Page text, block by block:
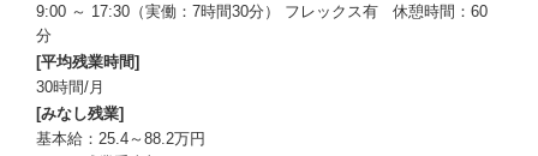
9:00 ～ 17:30（実働：7時間30分） フレックス有 休憩時間：60
分
[平均残業時間]
30時間/月
[みなし残業]
基本給：25.4～88.2万円